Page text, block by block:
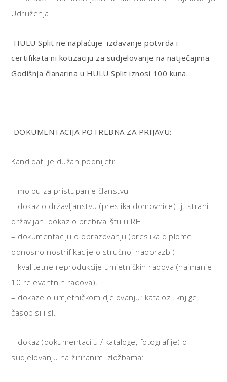
Udruženja
HULU Split ne naplaćuje izdavanje potvrda i
certifikata ni kotizaciju za sudjelovanje na natječajima.
Godišnja članarina u HULU Split iznosi 100 kuna.
DOKUMENTACIJA POTREBNA ZA PRIJAVU:
Kandidat je dužan podnijeti:
– molbu za pristupanje članstvu
– dokaz o državljanstvu (preslika domovnice) tj. strani
državljani dokaz o prebivalištu u RH
– dokumentaciju o obrazovanju (preslika diplome
odnosno nostrifikacije o stručnoj naobrazbi)
– kvalitetne reprodukcije umjetničkih radova (najmanje
10 relevantnih radova),
– dokaze o umjetničkom djelovanju: katalozi, knjige,
časopisi i sl.
– dokaz (dokumentaciju / kataloge, fotografije) o
sudjelovanju na žiriranim izložbama: